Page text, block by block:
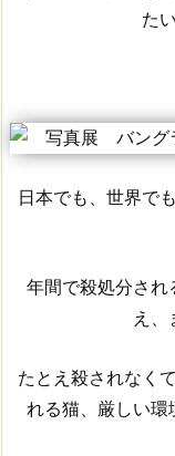
た
日本でも、世界で
年間で殺処分され
え、
たとえ殺されなく
れる猫、厳しい環